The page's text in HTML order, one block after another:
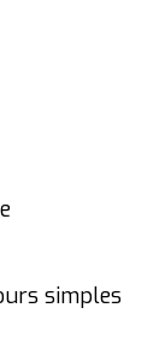
simples